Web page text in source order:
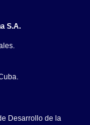
S.A.
Desarrollo de la